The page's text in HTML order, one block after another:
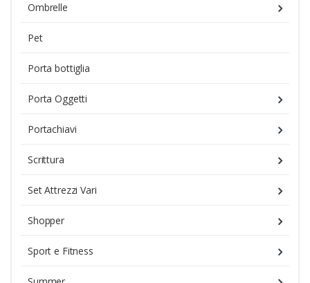
Ombrelle
Pet
Porta bottiglia
Porta Oggetti
Portachiavi
Scrittura
Set Attrezzi Vari
Shopper
Sport e Fitness